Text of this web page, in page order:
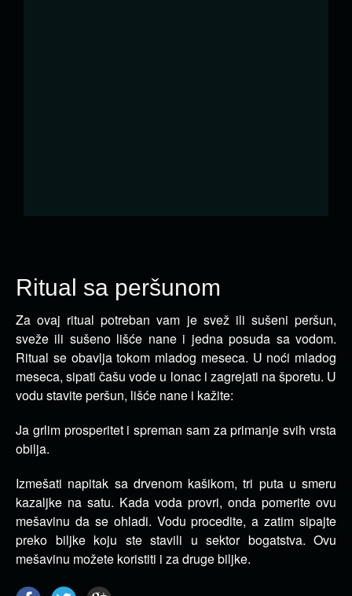
Ritual sa peršunom
Za ovaj ritual potreban vam je svež ili sušeni peršun,
sveže ili sušeno lišće nane i jedna posuda sa vodom.
Ritual se obavlja tokom mladog meseca. U noći mladog
meseca, sipati čašu vode u lonac i zagrejati na šporetu. U
vodu stavite peršun, lišće nane i kažite:
Ja grlim prosperitet i spreman sam za primanje svih vrsta
obilja.
Izmešati napitak sa drvenom kašikom, tri puta u smeru
kazaljke na satu. Kada voda provri, onda pomerite ovu
mešavinu da se ohladi. Vodu procedite, a zatim sipajte
preko biljke koju ste stavili u sektor bogatstva. Ovu
mešavinu možete koristiti i za druge biljke.